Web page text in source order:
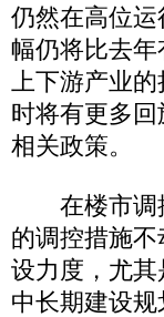
仍然在高位
幅仍将比去
上下游产业的
时将有更多
相关政策。
在楼市调控
的调控措施
设力度，尤
中长期建设